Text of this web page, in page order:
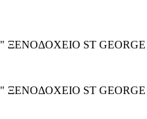
ST GEORGE
ST GEORGE